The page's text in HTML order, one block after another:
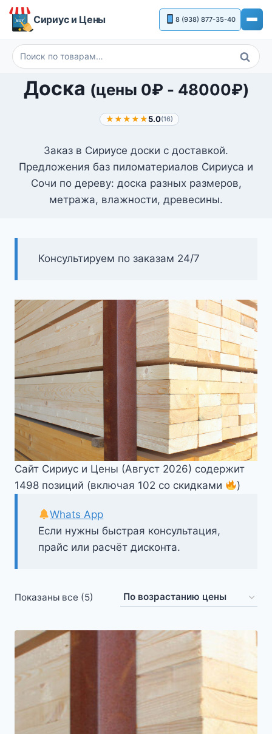
Перейти
Сириус и Цены 8 (938) 877-35-40
Искать:
Поиск
Доска (цены 0₽ - 48000₽)
★★★★★5.0(16)
Заказ в Сириусе доски с доставкой.
Предложения баз пиломатериалов Сириуса и
Сочи по дереву: доска разных размеров,
метража, влажности, древесины.
Консультируем по заказам 24/7
Сайт Сириус и Цены (Август 2026) содержит
1498 позиций (включая 102 со скидками
)
Если нужны быстрая консультация,
прайс или расчёт дисконта.
Whats App
Показаны все (5)
возрастанию